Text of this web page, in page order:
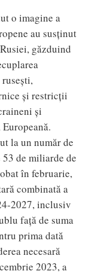
o imagine a
au susținut
găzduind
și restricții
și
la un număr de
53 de miliarde de
în februarie,
combinată a
2027, inclusiv
față de suma
prima dată
necesară
2023, a